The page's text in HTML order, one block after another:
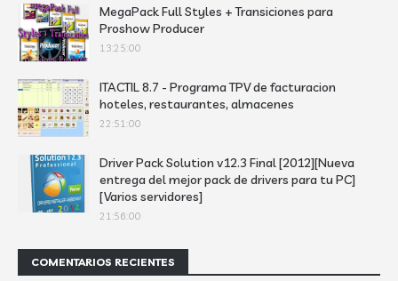
MegaPack Full Styles + Transiciones para
Proshow Producer
13:25:00
ITACTIL 8.7 - Programa TPV de facturacion
hoteles, restaurantes, almacenes
22:51:00
Driver Pack Solution v12.3 Final [2012][Nueva
entrega del mejor pack de drivers para tu PC]
[Varios servidores]
21:56:00
COMENTARIOS RECIENTES